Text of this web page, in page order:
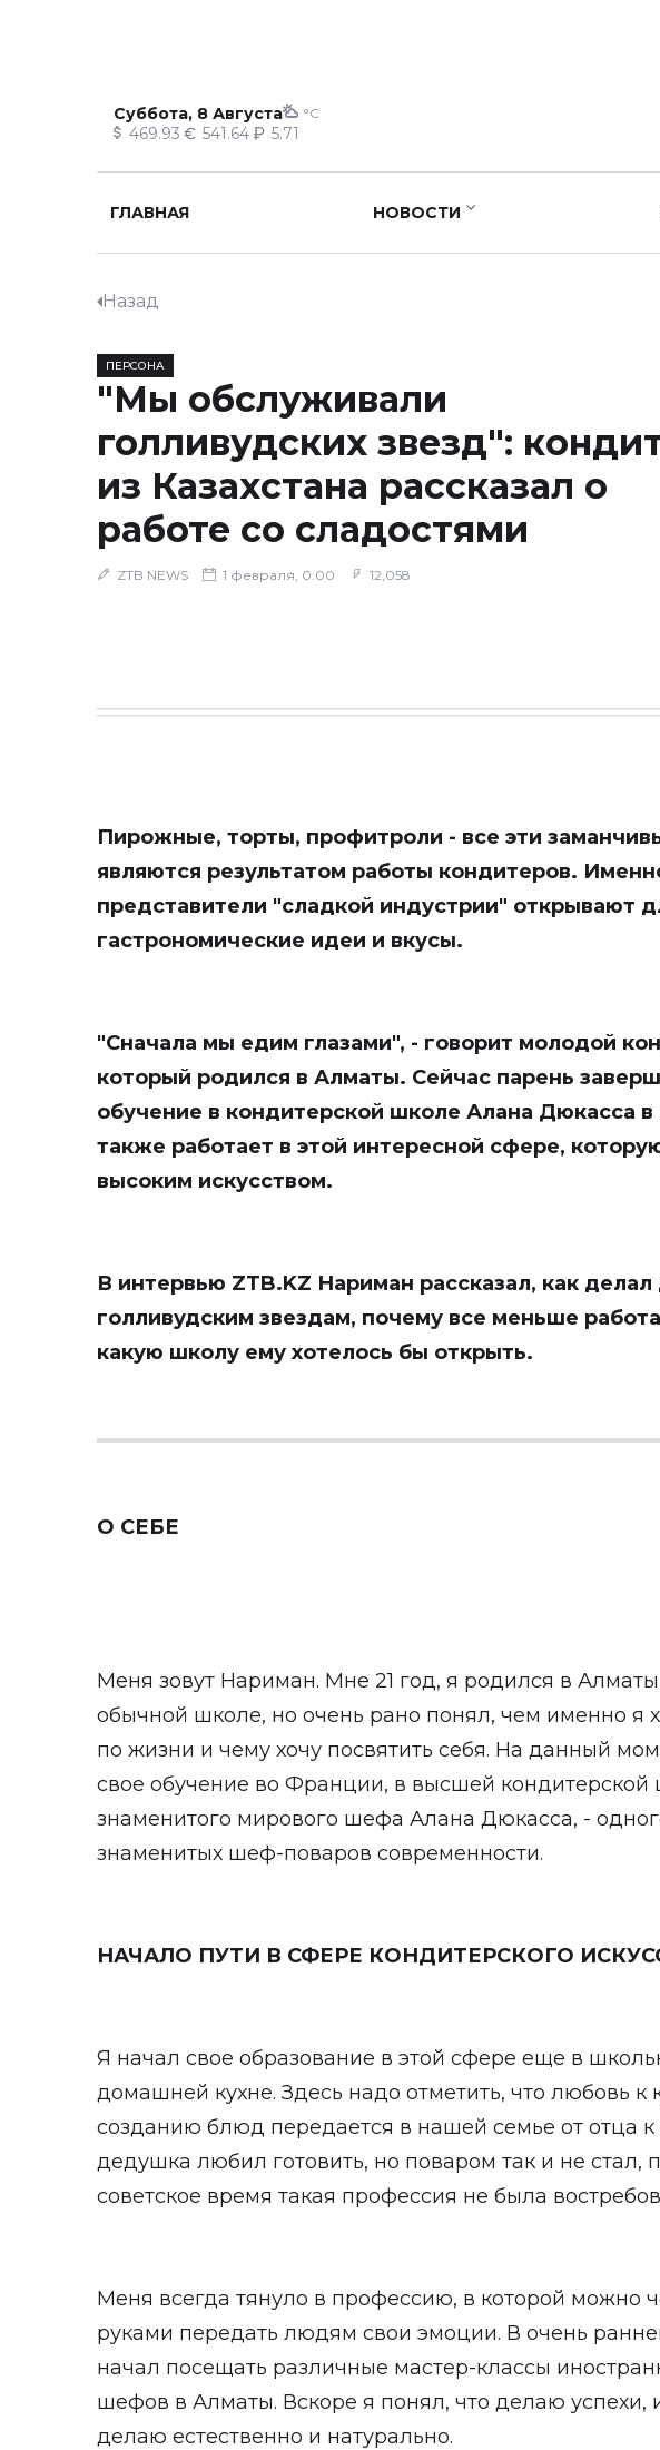
Суббота, 8 Августа °C
469.93 541.64 5.71
ГЛАВНАЯ НОВОСТИ
Назад
ПЕРСОНА
"Мы обслуживали
голливудских звезд":
из Казахстана рассказал о
работе со сладостями
ZTB NEWS 1 февраля, 0:00 12,058
Пирожные, торты, профитроли - все эти
являются результатом работы кондитеров.
представители "сладкой индустрии" открывают
гастрономические идеи и вкусы.
"Сначала мы едим глазами", - говорит молодой
который родился в Алматы. Сейчас парень
обучение в кондитерской школе Алана Дюкасса
также работает в этой интересной сфере,
высоким искусством.
В интервью ZTB.KZ Нариман рассказал, как
голливудским звездам, почему все меньше
какую школу ему хотелось бы открыть.
О СЕБЕ
Меня зовут Нариман. Мне 21 год, я родился в
обычной школе, но очень рано понял, чем именно я
по жизни и чему хочу посвятить себя. На данный
свое обучение во Франции, в высшей кондитерской
знаменитого мирового шефа Алана Дюкасса, -
знаменитых шеф-поваров современности.
НАЧАЛО ПУТИ В СФЕРЕ КОНДИТЕРСКОГО
Я начал свое образование в этой сфере еще в
домашней кухне. Здесь надо отметить, что любовь к
созданию блюд передается в нашей семье от отца
дедушка любил готовить, но поваром так и не стал,
советское время такая профессия не была
Меня всегда тянуло в профессию, в которой можно
руками передать людям свои эмоции. В очень
начал посещать различные мастер-классы
шефов в Алматы. Вскоре я понял, что делаю успехи,
делаю естественно и натурально.